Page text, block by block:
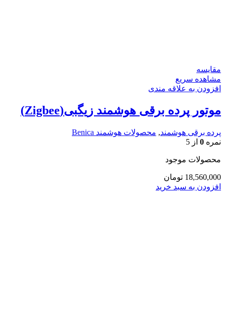
مقایسه
مشاهده سریع
افزودن به علاقه مندی
موتور پرده برقی هوشمند زیگبی(Zigbee)
پرده برقی هوشمند, محصولات هوشمند Benica
نمره 0 از 5
محصولات موجود
18,560,000 تومان
افزودن به سبد خرید